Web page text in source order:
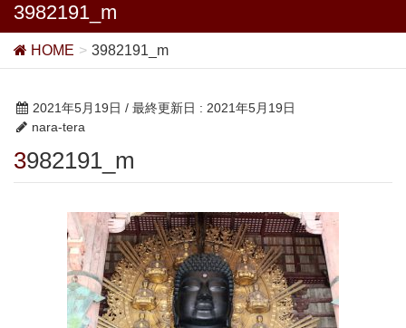
v
3982191_m
HOME 3982191_m
2021年5月19日 / 最終更新日 : 2021年5月19日
nara-tera
3982191_m